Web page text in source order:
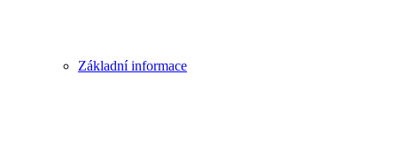
Základní informace